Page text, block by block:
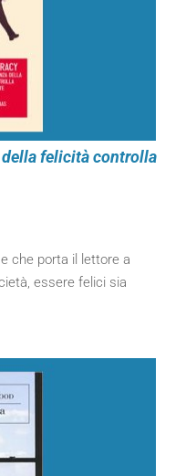
della felicità controlla
che porta il lettore a
essere felici sia